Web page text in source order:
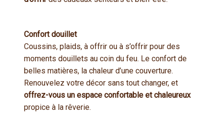
Confort douillet
Coussins, plaids, à offrir ou à s’offrir pour des
moments douillets au coin du feu. Le confort de
belles matières, la chaleur d’une couverture.
Renouvelez votre décor sans tout changer, et
offrez-vous un espace confortable et chaleureux
propice à la rêverie.